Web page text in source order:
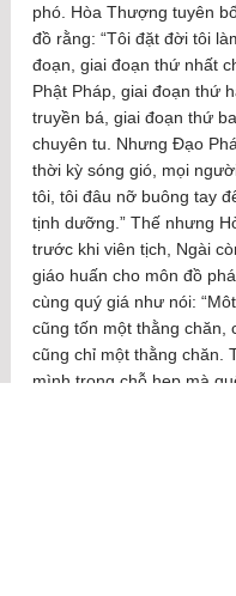
phó. Hòa Thượng tuyên
đồ rằng: “Tôi đặt đời tôi
đoạn, giai đoạn thứ nhất
Phật Pháp, giai đoạn thứ
truyền bá, giai đoạn thứ
chuyên tu. Nhưng Đạo
thời kỳ sóng gió, mọi
tôi, tôi đâu nỡ buông tay
tịnh dưỡng.” Thế nhưng
trước khi viên tịch, Ngài
giáo huấn cho môn đồ
cùng quý giá như nói:
cũng tốn một thằng chăn,
cũng chỉ một thằng chăn.
mình trong chỗ hẹp mà